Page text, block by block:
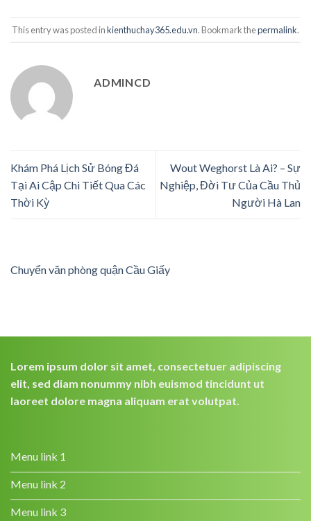
This entry was posted inkienthuchay365.edu.vn. Bookmark thepermalink.
ADMINCD
Khám Phá Lịch Sử Bóng Đá
Tại Ai Cập Chi Tiết Qua Các
Thời Kỳ
Wout Weghorst Là Ai? – Sự
Nghiệp, Đời Tư Của Cầu Thủ
Người Hà Lan
Chuyển văn phòng quận Cầu Giấy
Lorem ipsum dolor sit amet, consectetuer adipiscing
elit, sed diam nonummy nibh euismod tincidunt ut
laoreet dolore magna aliquam erat volutpat.
Menu link 1
Menu link 2
Menu link 3